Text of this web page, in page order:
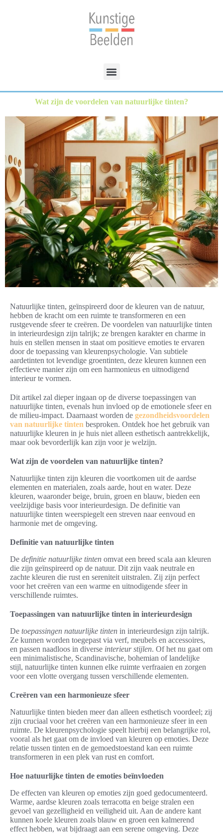
Wat zijn de voordelen van natuurlijke tinten?
Natuurlijke tinten, geïnspireerd door de kleuren van de natuur,
hebben de kracht om een ruimte te transformeren en een
rustgevende sfeer te creëren. De voordelen van natuurlijke tinten
in interieurdesign zijn talrijk; ze brengen karakter en charme in
huis en stellen mensen in staat om positieve emoties te ervaren
door de toepassing van kleurenpsychologie. Van subtiele
aardetinten tot levendige groentinten, deze kleuren kunnen een
effectieve manier zijn om een harmonieus en uitnodigend
interieur te vormen.
Dit artikel zal dieper ingaan op de diverse toepassingen van
natuurlijke tinten, evenals hun invloed op de emotionele sfeer en
de milieu-impact. Daarnaast worden de gezondheidsvoordelen
van natuurlijke tinten besproken. Ontdek hoe het gebruik van
natuurlijke kleuren in je huis niet alleen esthetisch aantrekkelijk,
maar ook bevorderlijk kan zijn voor je welzijn.
Wat zijn de voordelen van natuurlijke tinten?
Natuurlijke tinten zijn kleuren die voortkomen uit de aardse
elementen en materialen, zoals aarde, hout en water. Deze
kleuren, waaronder beige, bruin, groen en blauw, bieden een
veelzijdige basis voor interieurdesign. De definitie van
natuurlijke tinten weerspiegelt een streven naar eenvoud en
harmonie met de omgeving.
Definitie van natuurlijke tinten
De definitie natuurlijke tinten omvat een breed scala aan kleuren
die zijn geïnspireerd op de natuur. Dit zijn vaak neutrale en
zachte kleuren die rust en sereniteit uitstralen. Zij zijn perfect
voor het creëren van een warme en uitnodigende sfeer in
verschillende ruimtes.
Toepassingen van natuurlijke tinten in interieurdesign
De toepassingen natuurlijke tinten in interieurdesign zijn talrijk.
Ze kunnen worden toegepast via verf, meubels en accessoires,
en passen naadloos in diverse interieur stijlen. Of het nu gaat om
een minimalistische, Scandinavische, bohemian of landelijke
stijl, natuurlijke tinten kunnen elke ruimte verfraaien en zorgen
voor een vlotte overgang tussen verschillende elementen.
Creëren van een harmonieuze sfeer
Natuurlijke tinten bieden meer dan alleen esthetisch voordeel; zij
zijn cruciaal voor het creëren van een harmonieuze sfeer in een
ruimte. De kleurenpsychologie speelt hierbij een belangrijke rol,
vooral als het gaat om de invloed van kleuren op emoties. Deze
relatie tussen tinten en de gemoedstoestand kan een ruimte
transformeren in een plek van rust en comfort.
Hoe natuurlijke tinten de emoties beïnvloeden
De effecten van kleuren op emoties zijn goed gedocumenteerd.
Warme, aardse kleuren zoals terracotta en beige stralen een
gevoel van gezelligheid en veiligheid uit. Aan de andere kant
kunnen koele kleuren zoals blauw en groen een kalmerend
effect hebben, wat bijdraagt aan een serene omgeving. Deze